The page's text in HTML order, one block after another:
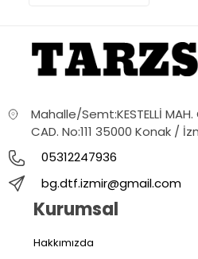
Mahalle/Semt:KESTELLİ
CAD. No:111 35000 Konak /
05312247936
bg.dtf.izmir@gmail.com
Kurumsal
Hakkımızda